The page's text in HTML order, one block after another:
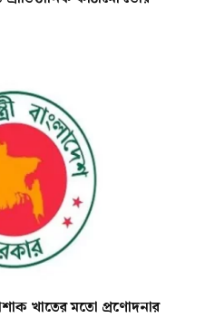
খাতের মতো প্রণোদনার